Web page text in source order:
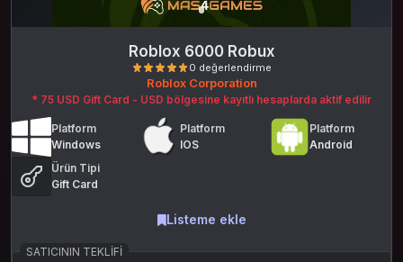
Roblox 6000 Robux
0 değerlendirme
Roblox Corporation
* 75 USD Gift Card - USD bölgesine kayıtlı hesaplarda aktif edilir
Platform
Windows
Platform
IOS
Platform
Android
Ürün Tipi
Gift Card
Listeme ekle
SATICININ TEKLIFI